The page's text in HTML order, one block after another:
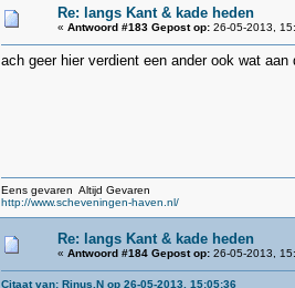
Re: langs Kant & kade heden
« Antwoord #183 Gepost op: 26-05-2013,
ach geer hier verdient een ander ook wat aan
Eens gevaren Altijd Gevaren
http://www.scheveningen-haven.nl/
Re: langs Kant & kade heden
« Antwoord #184 Gepost op: 26-05-2013,
Citaat van: Rinus.N op 26-05-2013, 15:05:36